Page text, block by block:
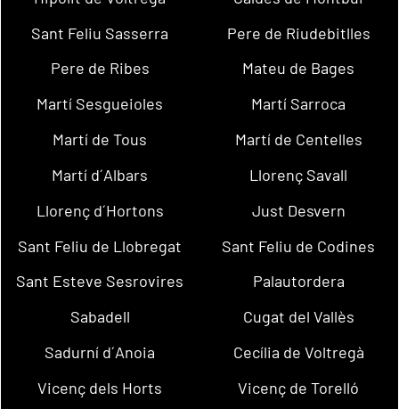
Sant Feliu Sasserra
Pere de Riudebitlles
Pere de Ribes
Mateu de Bages
Martí Sesgueioles
Martí Sarroca
Martí de Tous
Martí de Centelles
Martí d´Albars
Llorenç Savall
Llorenç d´Hortons
Just Desvern
Sant Feliu de Llobregat
Sant Feliu de Codines
Sant Esteve Sesrovires
Palautordera
Sabadell
Cugat del Vallès
Sadurní d´Anoia
Cecília de Voltregà
Vicenç dels Horts
Vicenç de Torelló